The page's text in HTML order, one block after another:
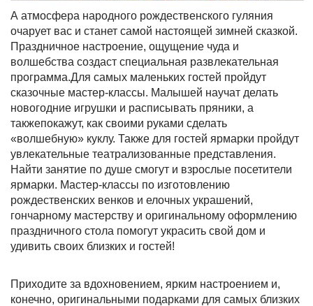
А атмосфера народного рождественского гуляния
очарует вас и станет самой настоящей зимней сказкой.
Праздничное настроение, ощущение чуда и
волшебства создаст специальная развлекательная
программа.Для самых маленьких гостей пройдут
сказочные мастер-классы. Малышей научат делать
новогодние игрушки и расписывать пряники, а
такжепокажут, как своими руками сделать
«волшебную» куклу. Также для гостей ярмарки пройдут
увлекательные театрализованные представления.
Найти занятие по душе смогут и взрослые посетители
ярмарки. Мастер-классы по изготовлению
рождественских венков и елочных украшений,
гончарному мастерству и оригинальному оформлению
праздничного стола помогут украсить свой дом и
удивить своих близких и гостей!
Приходите за вдохновением, ярким настроением и,
конечно, оригинальными подарками для самых близких